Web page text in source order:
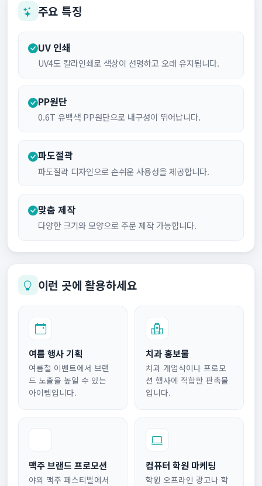
주요 특징
UV 인쇄
UV4도 칼라인쇄로 색상이 선명하고 오래 유지됩니다.
PP원단
0.6T 유백색 PP원단으로 내구성이 뛰어납니다.
파도절곽
파도절곽 디자인으로 손쉬운 사용성을 제공합니다.
맞춤 제작
다양한 크기와 모양으로 주문 제작 가능합니다.
이런 곳에 활용하세요
여름 행사 기획
여름철 이벤트에서 브랜
드 노출을 높일 수 있는
아이템입니다.
치과 홍보물
치과 개업식이나 프로모
션 행사에 적합한 판촉물
입니다.
맥주 브랜드 프로모션
야외 맥주 페스티벌에서
컴퓨터 학원 마케팅
학원 오프라인 광고나 학